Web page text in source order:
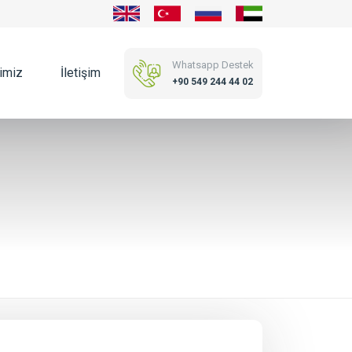
İletişim
Whatsapp Destek
+90 549 244 44 02